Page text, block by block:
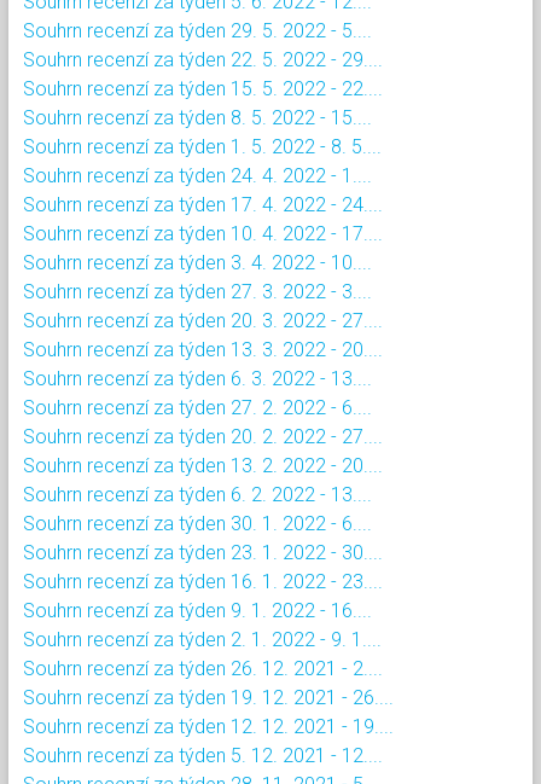
Souhrn recenzí za týden 29. 5. 2022 - 5....
Souhrn recenzí za týden 22. 5. 2022 - 29....
Souhrn recenzí za týden 15. 5. 2022 - 22....
Souhrn recenzí za týden 8. 5. 2022 - 15....
Souhrn recenzí za týden 1. 5. 2022 - 8. 5....
Souhrn recenzí za týden 24. 4. 2022 - 1....
Souhrn recenzí za týden 17. 4. 2022 - 24....
Souhrn recenzí za týden 10. 4. 2022 - 17....
Souhrn recenzí za týden 3. 4. 2022 - 10....
Souhrn recenzí za týden 27. 3. 2022 - 3....
Souhrn recenzí za týden 20. 3. 2022 - 27....
Souhrn recenzí za týden 13. 3. 2022 - 20....
Souhrn recenzí za týden 6. 3. 2022 - 13....
Souhrn recenzí za týden 27. 2. 2022 - 6....
Souhrn recenzí za týden 20. 2. 2022 - 27....
Souhrn recenzí za týden 13. 2. 2022 - 20....
Souhrn recenzí za týden 6. 2. 2022 - 13....
Souhrn recenzí za týden 30. 1. 2022 - 6....
Souhrn recenzí za týden 23. 1. 2022 - 30....
Souhrn recenzí za týden 16. 1. 2022 - 23....
Souhrn recenzí za týden 9. 1. 2022 - 16....
Souhrn recenzí za týden 2. 1. 2022 - 9. 1....
Souhrn recenzí za týden 26. 12. 2021 - 2....
Souhrn recenzí za týden 19. 12. 2021 - 26....
Souhrn recenzí za týden 12. 12. 2021 - 19....
Souhrn recenzí za týden 5. 12. 2021 - 12....